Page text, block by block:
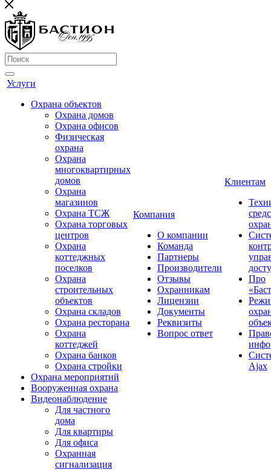
Услуги
Охрана объектов
Охрана домов
Охрана офисов
Физическая
охрана
Охрана
многоквартирных
домов
Охрана
магазинов
Охрана ТСЖ
Охрана торговых
центров
Охрана
коттеджных
поселков
Охрана
строительных
объектов
Охрана складов
Охрана ресторана
Охрана
коттеджей
Охрана банков
Охрана стройки
Охрана мероприятий
Вооруженная охрана
Видеонаблюдение
Для частного
дома
Для квартиры
Для офиса
Охранная
сигнализация
Компания
О компании
Команда
Партнеры
Производители
Отзывы
Охранникам
Лицензии
Документы
Реквизиты
Вопрос ответ
Клиентам
Про
Ajax